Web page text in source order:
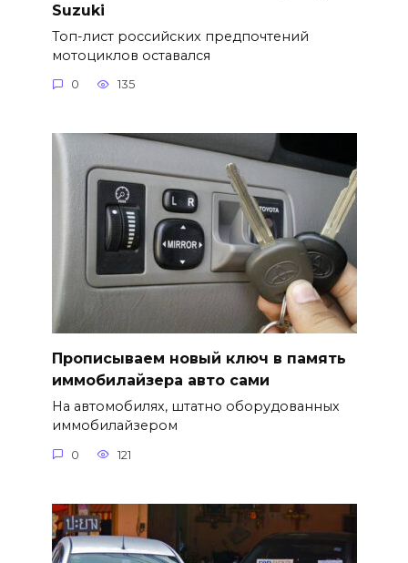
Suzuki
Топ-лист российских предпочтений
мотоциклов оставался
0 135
Прописываем новый ключ в память
иммобилайзера авто сами
На автомобилях, штатно оборудованных
иммобилайзером
0 121